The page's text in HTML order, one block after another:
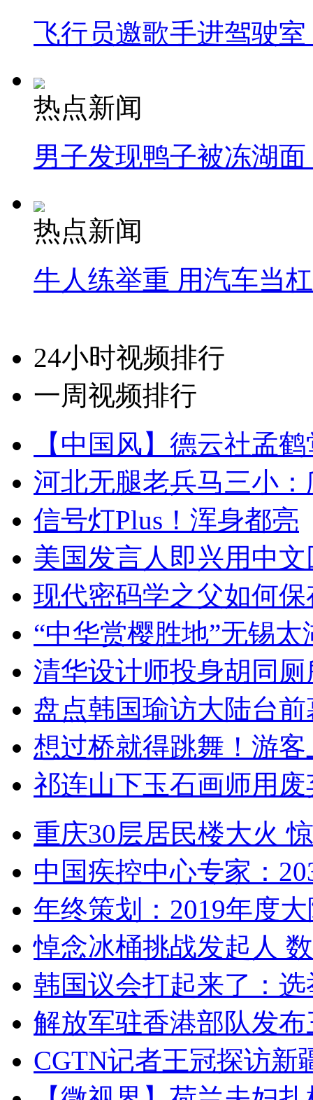
飞行员邀歌手进驾驶
热点新闻
男子发现鸭子被冻湖
热点新闻
牛人练举重 用汽车当
24小时视频排行
一周视频排行
【中国风】德云社孟
河北无腿老兵马三小
信号灯Plus！浑身都亮
美国发言人即兴用中
现代密码学之父如何
“中华赏樱胜地”无锡
清华设计师投身胡同
盘点韩国瑜访大陆台
想过桥就得跳舞！游客
祁连山下玉石画师用
重庆30层居民楼大火
中国疾控中心专家：
年终策划：2019年度
悼念冰桶挑战发起人
韩国议会打起来了：
解放军驻香港部队发
CGTN记者王冠探访新